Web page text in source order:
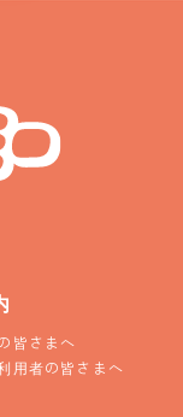
皆さまへ
用者の皆さまへ